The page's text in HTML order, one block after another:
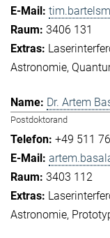
3406 131
Astronomie
Dr. Artem
Postdoktorand
+49 511
3403 112
Astronomie